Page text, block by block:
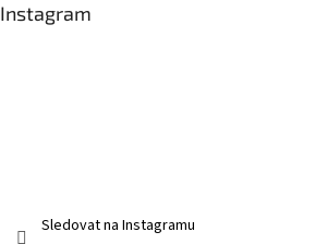
Instagram
Sledovat na Instagramu